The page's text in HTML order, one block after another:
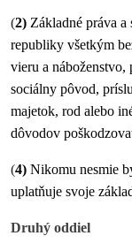
(2) Základné práva a
republiky všetkým
vieru a
sociálny pôvod,
majetok, rod alebo
dôvodov
(4) Nikomu nesmie
uplatňuje svoje
Druhý oddiel